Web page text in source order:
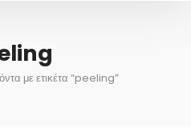
με ετικέτα “peeling”